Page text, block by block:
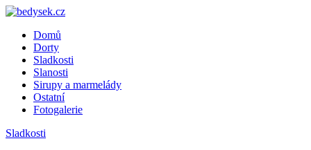
Skip
contentDomů
Dorty
Sladkosti
Slanosti
Sirupy a marmelády
Ostatní
Fotogalerie
Sladkosti